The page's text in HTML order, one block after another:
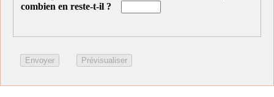
combien en reste-t-il ?